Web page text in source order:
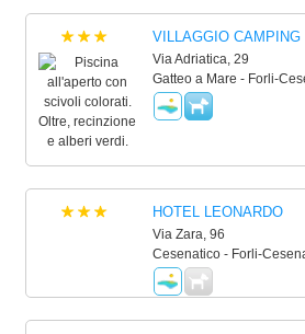
VILLAGGIO CAMPING
Via Adriatica, 29
Gatteo a Mare - Forli-
HOTEL LEONARDO
Via Zara, 96
Cesenatico - Forli-